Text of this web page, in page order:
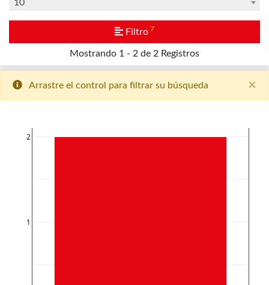
Mostrando 1 - 2 de 2 Registros
10
Filtro 7
×
Arrastre el control para filtrar su búsqueda
1
2